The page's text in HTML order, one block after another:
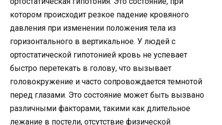
котором происходит резкое падение кровяного
давления при изменении положения тела из
горизонтального в вертикальное. У людей с
ортостатической гипотонией кровь не успевает
быстро перетекать в голову, что вызывает
головокружение и часто сопровождается темнотой
перед глазами. Это состояние может быть вызвано
различными факторами, такими как длительное
лежание в постели, отсутствие физической